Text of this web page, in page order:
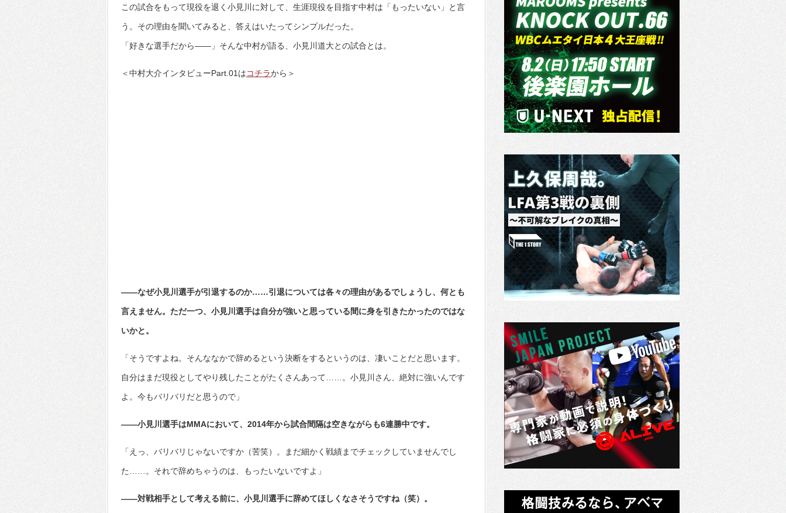
この試合をもって現役を退く小見川に対して、生涯現役を目指す中村は「もったいない」と言
う。その理由を聞いてみると、答えはいたってシンプルだった。
「好きな選手だから――」そんな中村が語る、小見川道大との試合とは。
＜中村大介インタビューPart.01はコチラから＞
――なぜ小見川選手が引退するのか……引退については各々の理由があるでしょうし、何とも
言えません。ただ一つ、小見川選手は自分が強いと思っている間に身を引きたかったのではな
いかと。
「そうですよね。そんななかで辞めるという決断をするというのは、凄いことだと思います。
自分はまだ現役としてやり残したことがたくさんあって……。小見川さん、絶対に強いんです
よ。今もバリバリだと思うので」
――小見川選手はMMAにおいて、2014年から試合間隔は空きながらも6連勝中です。
「えっ、バリバリじゃないですか（苦笑）。まだ細かく戦績までチェックしていませんでし
た……。それで辞めちゃうのは、もったいないですよ」
――対戦相手として考える前に、小見川選手に辞めてほしくなさそうですね（笑）。